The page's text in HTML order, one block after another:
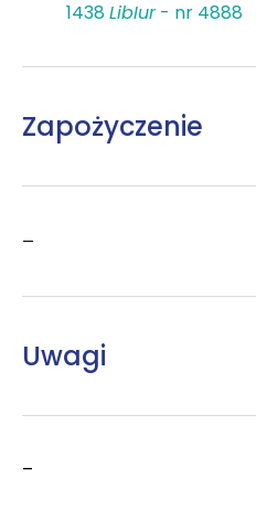
1438LibIur- nr 4888
Zapożyczenie
–
Uwagi
–